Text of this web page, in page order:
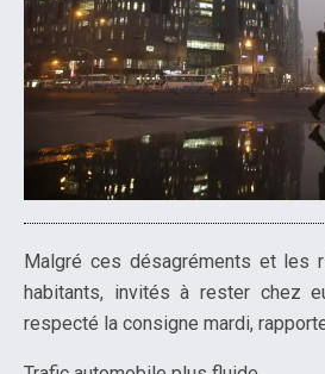
Malgré ces désagréments et les
habitants, invités à rester chez
respecté la consigne mardi,